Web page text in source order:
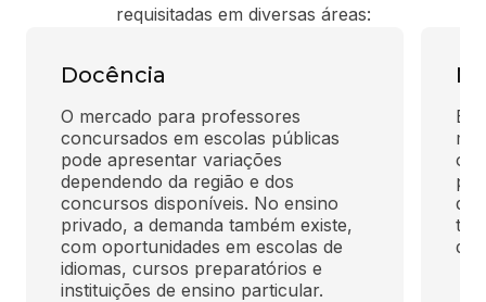
requisitadas em diversas áreas:
Docência
O mercado para professores
concursados em escolas públicas
pode apresentar variações
dependendo da região e dos
concursos disponíveis. No ensino
privado, a demanda também existe,
com oportunidades em escolas de
idiomas, cursos preparatórios e
instituições de ensino particular.
de